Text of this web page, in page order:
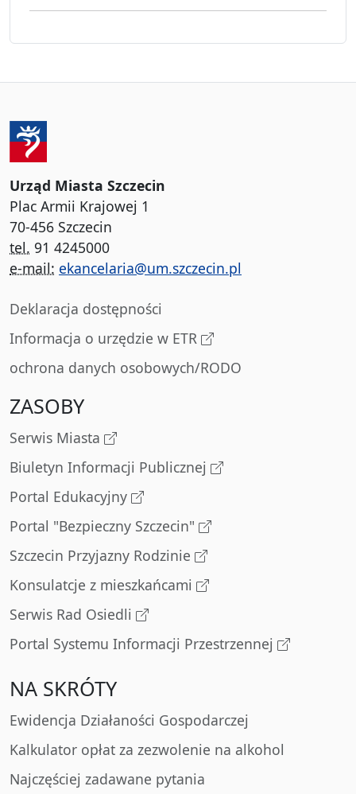
Urząd Miasta Szczecin
Plac Armii Krajowej 1
70-456 Szczecin
tel. 91 4245000
e-mail: ekancelaria@um.szczecin.pl
Deklaracja dostępności
Informacja o urzędzie w ETR
ochrona danych osobowych/RODO
ZASOBY
Serwis Miasta
Biuletyn Informacji Publicznej
Portal Edukacyjny
Portal "Bezpieczny Szczecin"
Szczecin Przyjazny Rodzinie
Konsulatcje z mieszkańcami
Serwis Rad Osiedli
Portal Systemu Informacji Przestrzennej
NA SKRÓTY
Ewidencja Działaności Gospodarczej
Kalkulator opłat za zezwolenie na alkohol
Najczęściej zadawane pytania